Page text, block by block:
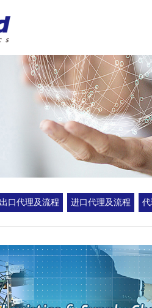
首 页
危险品物流
化工品物流
实例操作方案
进出口报关
新闻资讯
海冠国际
海外网络
出口代理及流程 进口代理及流程